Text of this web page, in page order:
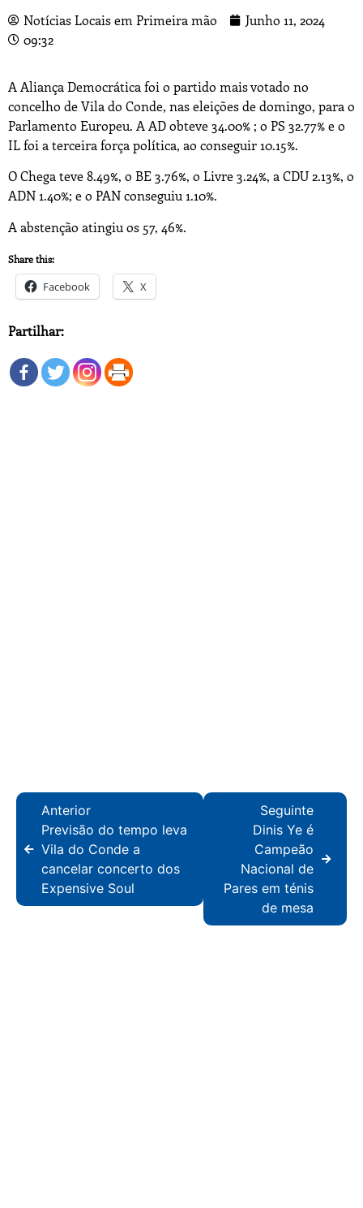
Notícias Locais em Primeira mão
Junho 11, 2024
09:32
A Aliança Democrática foi o partido mais votado no
concelho de Vila do Conde, nas eleições de domingo, para o
Parlamento Europeu. A AD obteve 34.00% ; o PS 32.77% e o
IL foi a terceira força política, ao conseguir 10.15%.
O Chega teve 8.49%, o BE 3.76%, o Livre 3.24%, a CDU 2.13%, o
ADN 1.40%; e o PAN conseguiu 1.10%.
A abstenção atingiu os 57, 46%.
Share this:
Facebook X
Partilhar:
Anterior
Previsão do tempo leva
Vila do Conde a
cancelar concerto dos
Expensive Soul
Seguinte
Dinis Ye é
Campeão
Nacional de
Pares em ténis
de mesa